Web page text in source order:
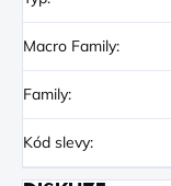
Macro Family:
Family:
Kód slevy: